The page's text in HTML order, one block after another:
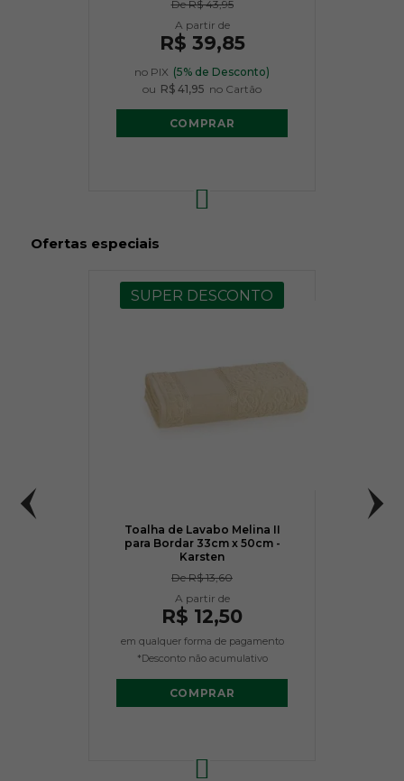
DeR$ 43,95
R$ 39,85
no PIX (5% de Desconto)
ou R$ 41,95 no Cartão
COMPRAR
Ofertas especiais
SUPER DESCONTO
Toalha de Lavabo Melina II
para Bordar 33cm x 50cm -
Karsten
DeR$ 13,60
R$ 12,50
em qualquer forma de pagamento
*Desconto não acumulativo
COMPRAR